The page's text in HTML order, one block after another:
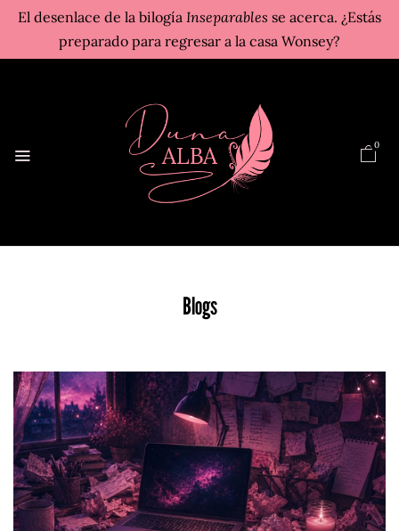
El desenlace de la bilogía Inseparables se acerca. ¿Estás
preparado para regresar a la casa Wonsey?
0
Blogs